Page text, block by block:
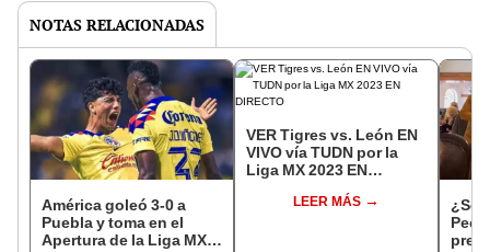
NOTAS RELACIONADAS
América goleó 3-0 a
Puebla y toma en el
Apertura de la Liga MX
VER Tigres vs. León EN
VIVO vía TUDN por la
Liga MX 2023 EN
LEER MÁS
¿Se